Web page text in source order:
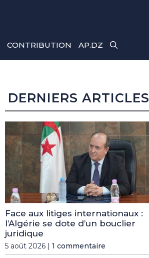
CONTRIBUTION AP.DZ
DERNIERS ARTICLES
Face aux litiges internationaux :
l’Algérie se dote d’un bouclier
juridique
5 août 2026 | 1 commentaire